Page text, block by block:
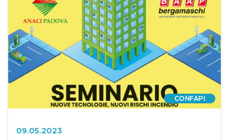
CONFAPI
09.05.2023